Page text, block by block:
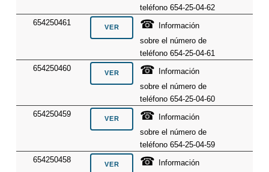
teléfono 654-25-04-62
654250461
☎
Información
sobre el número de
teléfono 654-25-04-61
654250460
☎
Información
sobre el número de
teléfono 654-25-04-60
654250459
☎
Información
sobre el número de
teléfono 654-25-04-59
654250458
☎
Información